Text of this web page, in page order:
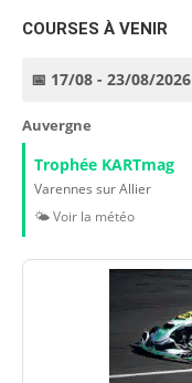
COURSES À VENIR
📅 17/08 - 23/08/2026
Auvergne
Trophée KARTmag
Varennes sur Allier
🌤️ Voir la météo